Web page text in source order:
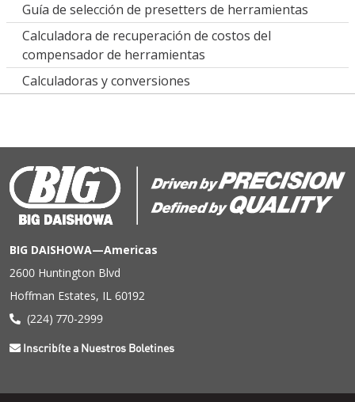
Guía de selección de presetters de herramientas
Calculadora de recuperación de costos del
compensador de herramientas
Calculadoras y conversiones
BIG DAISHOWA—Americas
2600 Huntington Blvd
Hoffman Estates, IL 60192
(224) 770-2999
Inscribíte a Nuestros Boletines